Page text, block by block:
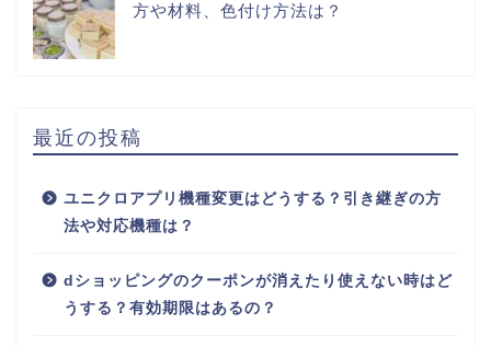
方や材料、色付け方法は？
最近の投稿
ユニクロアプリ機種変更はどうする？引き継ぎの方
法や対応機種は？
dショッピングのクーポンが消えたり使えない時はど
うする？有効期限はあるの？